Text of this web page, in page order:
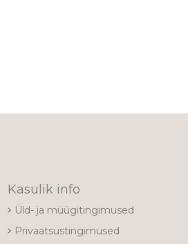
Kasulik info
Üld- ja müügitingimused
Privaatsustingimused